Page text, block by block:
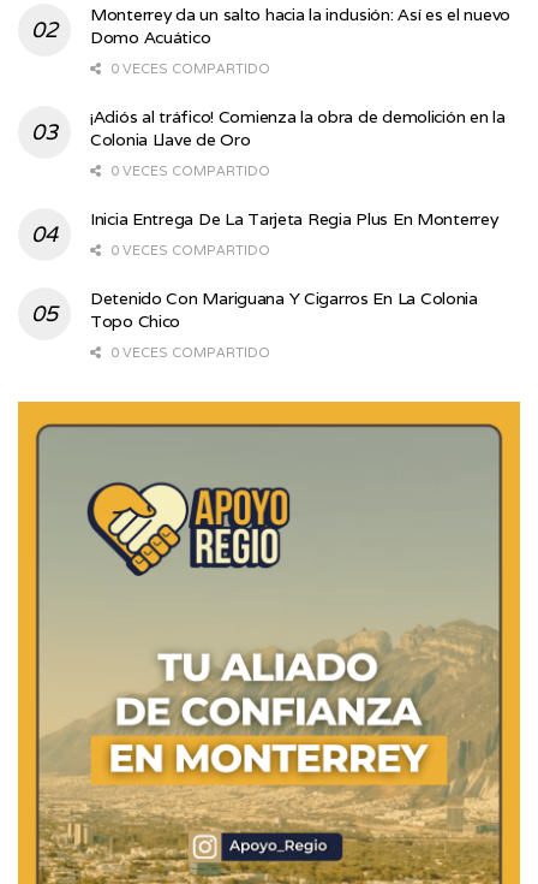
Monterrey da un salto hacia la inclusión: Así es el nuevo
Domo Acuático
0 VECES COMPARTIDO
¡Adiós al tráfico! Comienza la obra de demolición en la
Colonia Llave de Oro
0 VECES COMPARTIDO
Inicia Entrega De La Tarjeta Regia Plus En Monterrey
0 VECES COMPARTIDO
Detenido Con Mariguana Y Cigarros En La Colonia
Topo Chico
0 VECES COMPARTIDO